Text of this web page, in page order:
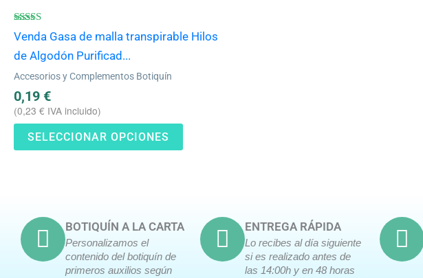
Valorado
con
4.80
de 5
Venda Gasa de malla transpirable Hilos
de Algodón Purificad...
Accesorios y Complementos Botiquín
0,19 €
(0,23 € IVA incluido)
SELECCIONAR OPCIONES
múltiples
pueden
elegir
de
producto
BOTIQUÍN A LA CARTA
Personalizamos el
contenido del botiquín de
primeros auxilios según
ENTREGA RÁPIDA
Lo recibes al día siguiente
si es realizado antes de
las 14:00h y en 48 horas